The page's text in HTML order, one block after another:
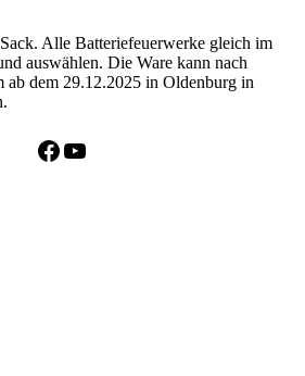
Alle Batteriefeuerwerke gleich im
auswählen. Die Ware kann nach
ab dem 29.12.2025 in Oldenburg in
Facebook
YouTube